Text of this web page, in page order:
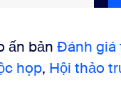
ấn bản Đánh giá
họp, Hội thảo